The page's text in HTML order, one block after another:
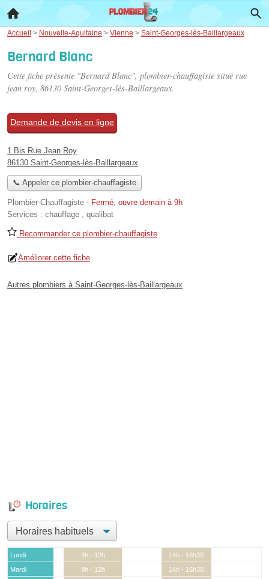
Accueil > Nouvelle-Aquitaine > Vienne > Saint-Georges-lès-Baillargeaux
Bernard Blanc
Cette fiche présente "Bernard Blanc", plombier-chauffagiste situé rue
jean roy, 86130 Saint-Georges-lès-Baillargeaux.
Demande de devis en ligne
1 Bis Rue Jean Roy
86130 Saint-Georges-lès-Baillargeaux
📞 Appeler ce plombier-chauffagiste
Plombier-Chauffagiste - Fermé, ouvre demain à 9h
Services : chauffage , qualibat
Recommander ce plombier-chauffagiste
Améliorer cette fiche
Autres plombiers à Saint-Georges-lès-Baillargeaux
Horaires
Lundi 9h - 12h
14h - 16h30
Mardi
9h - 12h
14h - 16h30